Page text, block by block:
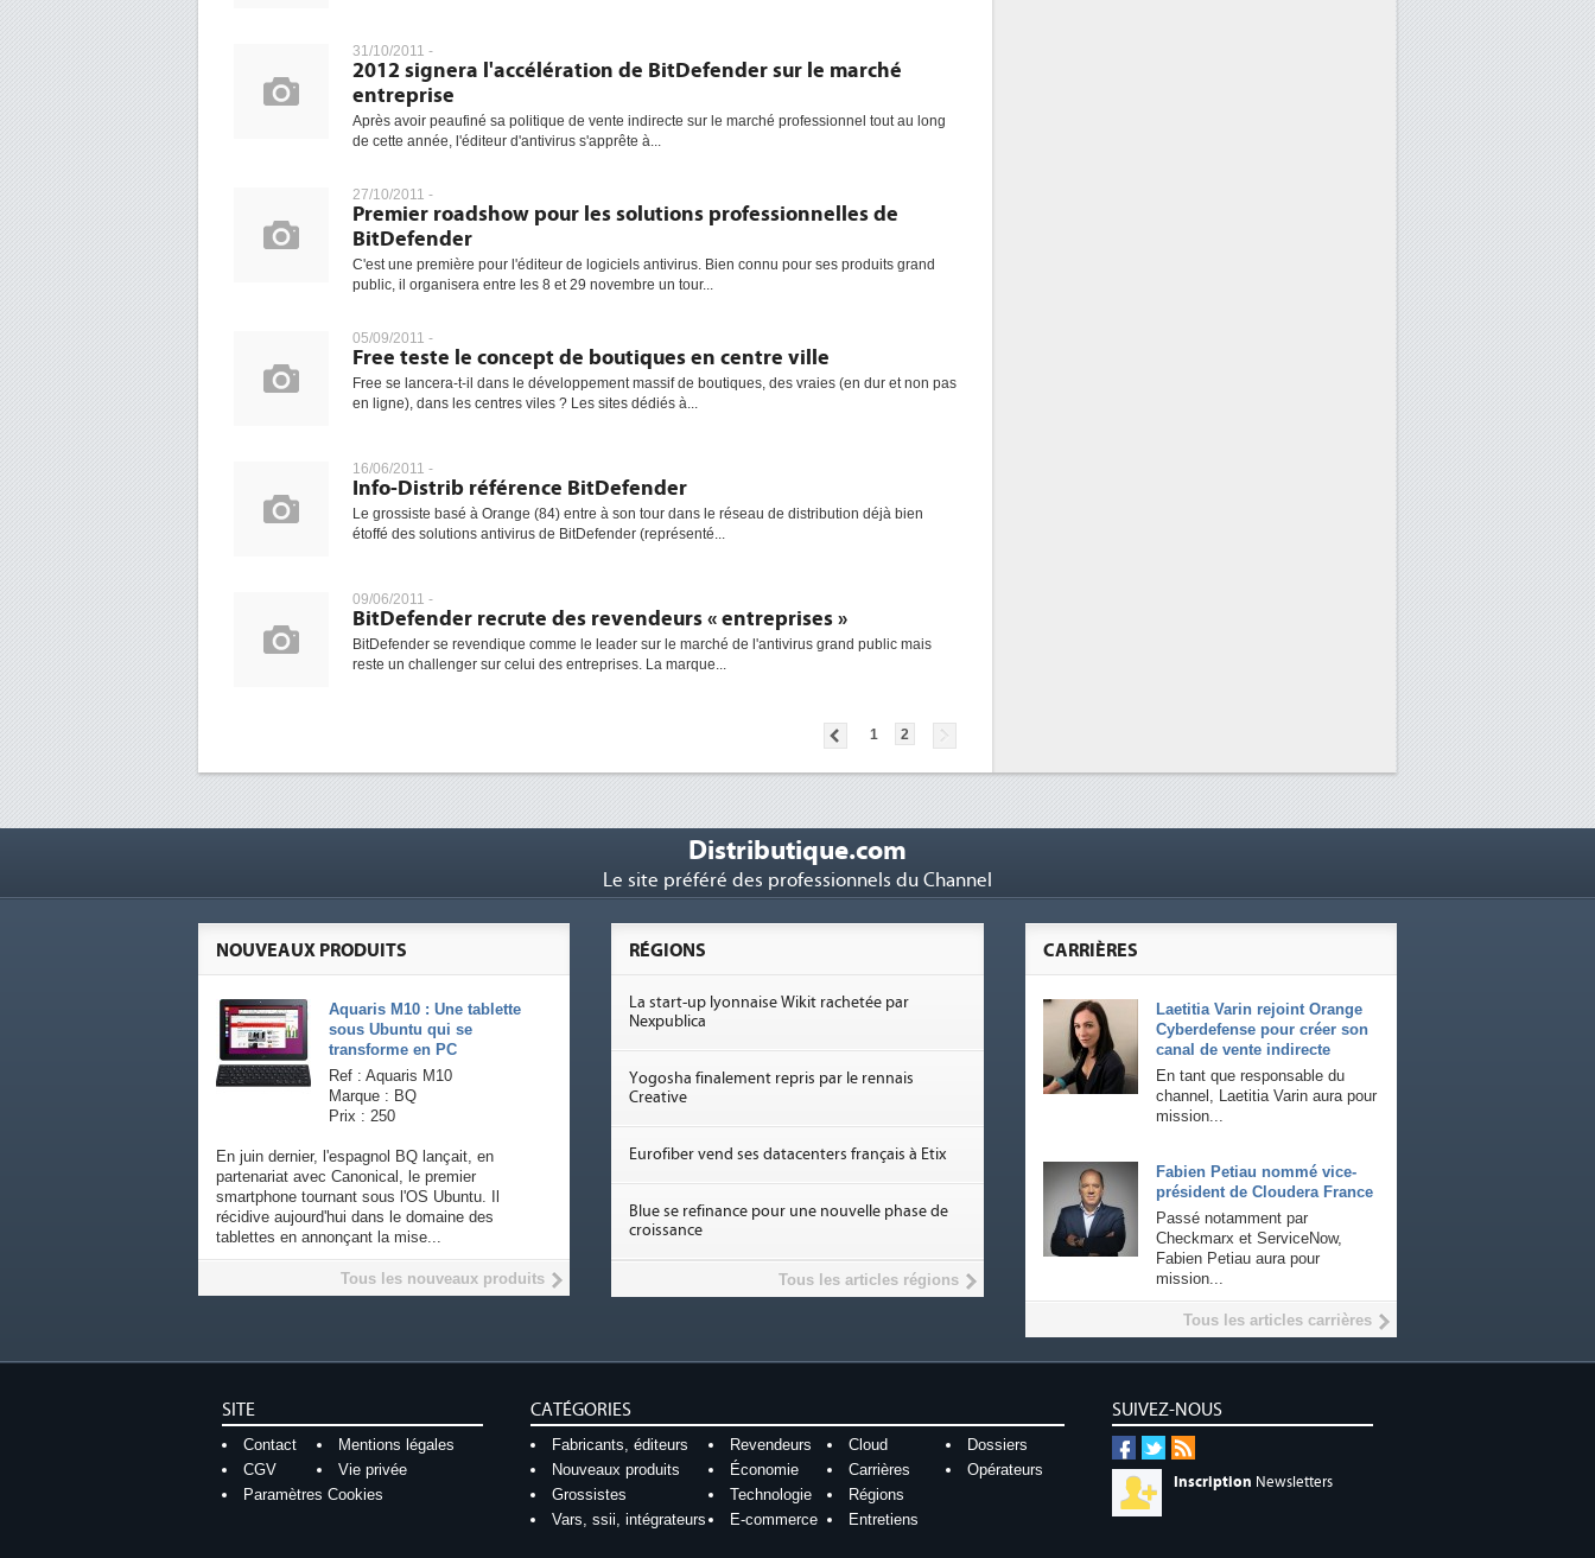
31/10/2011 -
2012 signera l'accélération de BitDefender sur le marché
entreprise
Après avoir peaufiné sa politique de vente indirecte sur le marché professionnel tout au long
de cette année, l'éditeur d'antivirus s'apprête à...
27/10/2011 -
Premier roadshow pour les solutions professionnelles de
BitDefender
C'est une première pour l'éditeur de logiciels antivirus. Bien connu pour ses produits grand
public, il organisera entre les 8 et 29 novembre un tour...
05/09/2011 -
Free teste le concept de boutiques en centre ville
Free se lancera-t-il dans le développement massif de boutiques, des vraies (en dur et non pas
en ligne), dans les centres viles ? Les sites dédiés à...
16/06/2011 -
Info-Distrib référence BitDefender
Le grossiste basé à Orange (84) entre à son tour dans le réseau de distribution déjà bien
étoffé des solutions antivirus de BitDefender (représenté...
09/06/2011 -
BitDefender recrute des revendeurs « entreprises »
BitDefender se revendique comme le leader sur le marché de l'antivirus grand public mais
reste un challenger sur celui des entreprises. La marque...
1 2
Distributique.com
Le site préféré des professionnels du Channel
CARRIÈRES
Laetitia Varin rejoint Orange
Cyberdefense pour créer son
canal de vente indirecte
En tant que responsable du
channel, Laetitia Varin aura pour
mission...
Fabien Petiau nommé vice-
président de Cloudera France
Passé notamment par
Checkmarx et ServiceNow,
Fabien Petiau aura pour
mission...
Tous les articles carrières
NOUVEAUX PRODUITS
Aquaris M10 : Une tablette
sous Ubuntu qui se
transforme en PC
Ref : Aquaris M10
Marque : BQ
Prix : 250
En juin dernier, l'espagnol BQ lançait, en
partenariat avec Canonical, le premier
smartphone tournant sous l'OS Ubuntu. Il
récidive aujourd'hui dans le domaine des
tablettes en annonçant la mise...
Tous les nouveaux produits
RÉGIONS
La start-up lyonnaise Wikit rachetée par
Nexpublica
Yogosha finalement repris par le rennais
Creative
Eurofiber vend ses datacenters français à Etix
Blue se refinance pour une nouvelle phase de
croissance
Tous les articles régions
SUIVEZ-NOUS
Inscription Newsletters
SITE
Contact
Mentions légales
CGV
Vie privée
Paramètres Cookies
CATÉGORIES
Fabricants, éditeurs Revendeurs Cloud
Dossiers
Nouveaux produits
Économie Carrières
Opérateurs
Grossistes
Technologie
Régions
Vars, ssii, intégrateurs
E-commerce Entretiens